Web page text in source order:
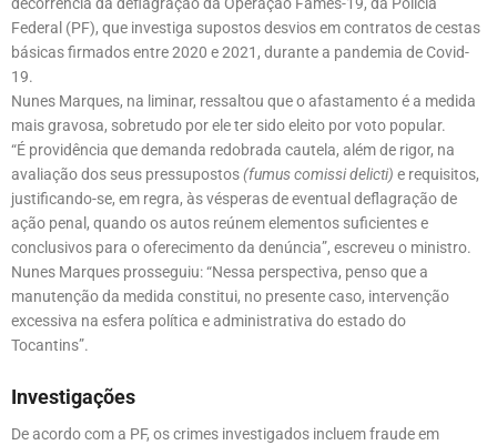
Federal (PF), que investiga supostos desvios em contratos de cestas
básicas firmados entre 2020 e 2021, durante a pandemia de Covid-
19.
Nunes Marques, na liminar, ressaltou que o afastamento é a medida
mais gravosa, sobretudo por ele ter sido eleito por voto popular.
“É providência que demanda redobrada cautela, além de rigor, na
avaliação dos seus pressupostos(fumus comissi delicti) e requisitos,
justificando-se, em regra, às vésperas de eventual deflagração de
ação penal, quando os autos reúnem elementos suficientes e
conclusivos para o oferecimento da denúncia”, escreveu o ministro.
Nunes Marques prosseguiu: “Nessa perspectiva, penso que a
manutenção da medida constitui, no presente caso, intervenção
excessiva na esfera política e administrativa do estado do
Tocantins”.
Investigações
De acordo com a PF, os crimes investigados incluem fraude em